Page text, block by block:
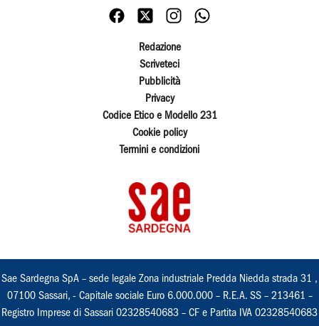
Redazione
Scriveteci
Pubblicità
Privacy
Codice Etico e Modello 231
Cookie policy
Termini e condizioni
Sae Sardegna SpA – sede legale Zona industriale Predda Niedda strada 31 ,
07100 Sassari, - Capitale sociale Euro 6.000.000 – R.E.A. SS – 213461 –
Registro Imprese di Sassari 02328540683 – CF e Partita IVA 02328540683